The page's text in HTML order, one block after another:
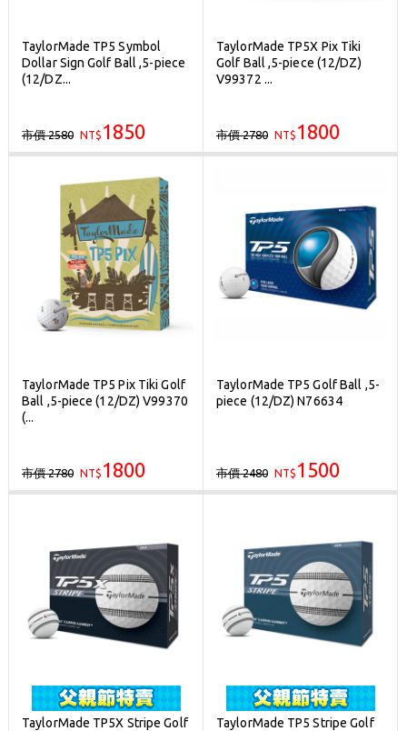
TaylorMade TP5 Symbol
Dollar Sign Golf Ball ,5-piece
(12/DZ...
市價 2580 NT$ 1850
TaylorMade TP5X Pix Tiki
Golf Ball ,5-piece (12/DZ)
V99372 ...
市價 2780 NT$ 1800
TaylorMade TP5 Pix Tiki Golf
Ball ,5-piece (12/DZ) V99370
(...
市價 2780 NT$ 1800
TaylorMade TP5 Golf Ball ,5-
piece (12/DZ) N76634
市價 2480 NT$ 1500
TaylorMade TP5X Stripe Golf
TaylorMade TP5 Stripe Golf